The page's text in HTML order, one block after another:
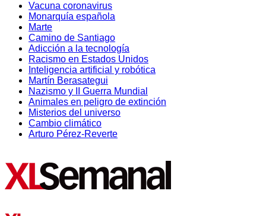
Vacuna coronavirus
Monarquía española
Marte
Camino de Santiago
Adicción a la tecnología
Racismo en Estados Unidos
Inteligencia artificial y robótica
Martín Berasategui
Nazismo y II Guerra Mundial
Animales en peligro de extinción
Misterios del universo
Cambio climático
Arturo Pérez-Reverte